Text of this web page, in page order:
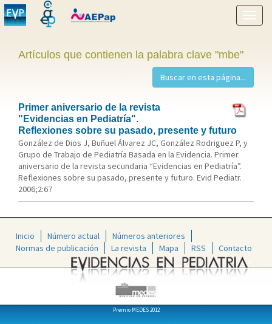
menú
Artículos que contienen la palabra clave "mbe"
Primer aniversario de la revista
"Evidencias en Pediatría".
Reflexiones sobre su pasado, presente y futuro
González de Dios J, Buñuel Álvarez JC, González Rodriguez P, y
Grupo de Trabajo de Pediatría Basada en la Evidencia. Primer
aniversario de la revista secundaria “Evidencias en Pediatría”.
Reflexiones sobre su pasado, presente y futuro. Evid Pediatr.
2006;2:67
Inicio Número actual
Números anteriores
Normas de publicación
La revista Mapa RSS Contacto
Premio MEDES 2012